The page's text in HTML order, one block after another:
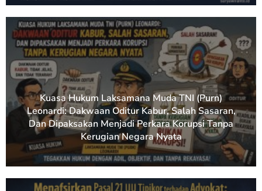
Kuasa Hukum Laksamana Muda TNI (Purn)
Leonardi: Dakwaan Oditur Kabur, Salah Sasaran,
Dan Dipaksakan Menjadi Perkara Korupsi Tanpa
Kerugian Negara Nyata